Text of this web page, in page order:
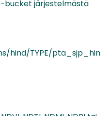
bucket järjestelmästä
hind/TYPE/pta_sjp_hin